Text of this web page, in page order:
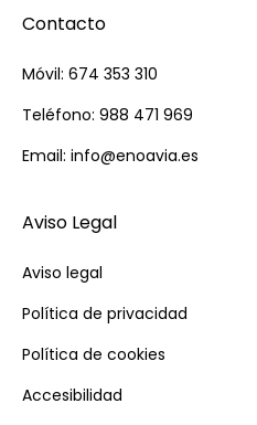
Contacto
Móvil: 674 353 310
Teléfono: 988 471 969
Email: info@enoavia.es
Aviso Legal
Aviso legal
Política de privacidad
Política de cookies
Accesibilidad